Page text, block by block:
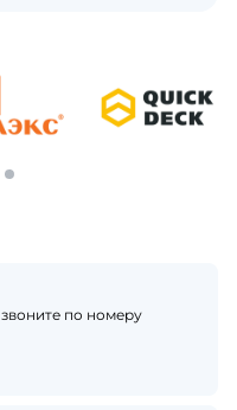
по номеру